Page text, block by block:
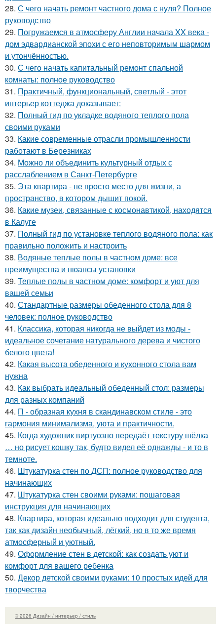
28. С чего начать ремонт частного дома с нуля? Полное
руководство
29. Погружаемся в атмосферу Англии начала XX века -
дом эдвардианской эпохи с его неповторимым шармом
и утончённостью.
30. С чего начать капитальный ремонт спальной
комнаты: полное руководство
31. Практичный, функциональный, светлый - этот
интерьер коттеджа доказывает:
32. Полный гид по укладке водяного теплого пола
своими руками
33. Какие современные отрасли промышленности
работают в Березниках
34. Можно ли объединить культурный отдых с
расслаблением в Санкт-Петербурге
35. Эта квартира - не просто место для жизни, а
пространство, в котором дышит покой.
36. Какие музеи, связанные с космонавтикой, находятся
в Калуге
37. Полный гид по установке теплого водяного пола: как
правильно положить и настроить
38. Водяные теплые полы в частном доме: все
преимущества и нюансы установки
39. Теплые полы в частном доме: комфорт и уют для
вашей семьи
40. Стандартные размеры обеденного стола для 8
человек: полное руководство
41. Классика, которая никогда не выйдет из моды -
идеальное сочетание натурального дерева и чистого
белого цвета!
42. Какая высота обеденного и кухонного стола вам
нужна
43. Как выбрать идеальный обеденный стол: размеры
для разных компаний
44. П - образная кухня в скандинавском стиле - это
гармония минимализма, уюта и практичности.
45. Когда художник виртуозно передаёт текстуру шёлка
… но рисует кошку так, будто видел её однажды - и то в
темноте.
46. Штукатурка стен по ДСП: полное руководство для
начинающих
47. Штукатурка стен своими руками: пошаговая
инструкция для начинающих
48. Квартира, которая идеально подходит для студента,
так как дизайн необычный, лёгкий, но в то же время
атмосферный и уютный.
49. Оформление стен в детской: как создать уют и
комфорт для вашего ребенка
50. Декор детской своими руками: 10 простых идей для
творчества
© 2026 Дизайн / интерьер / стиль